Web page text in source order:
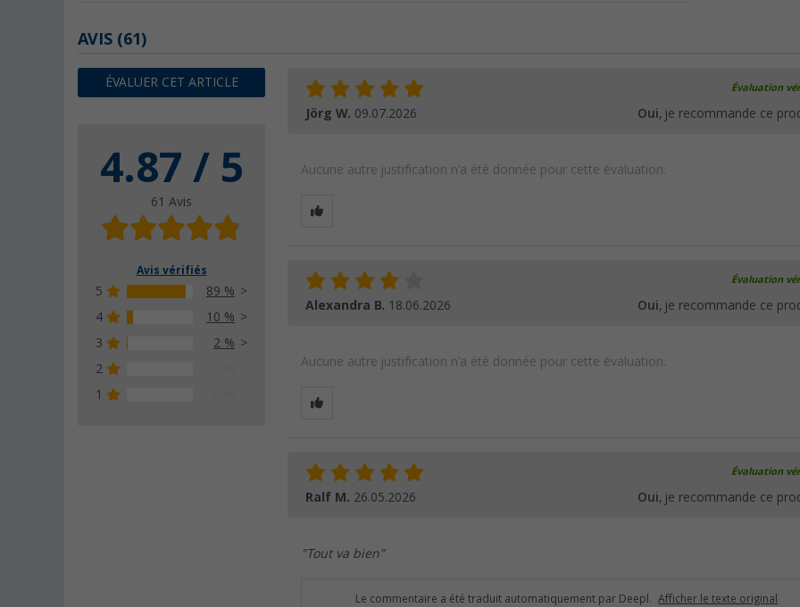
AVIS (61)
ÉVALUER CET ARTICLE
4.87 / 5
61 Avis
Avis vérifiés
5
89 %
4
10 %
3
2 %
2
1
Évaluation
Jörg W. 09.07.2026 Oui, je recommande ce
Aucune autre justification n'a été donnée pour cette évaluation.
Évaluation
Alexandra B. 18.06.2026 Oui, je recommande ce
Aucune autre justification n'a été donnée pour cette évaluation.
Évaluation
Ralf M. 26.05.2026 Oui, je recommande ce
"Tout va bien"
Le commentaire a été traduit automatiquement par Deepl. Afficher le texte original